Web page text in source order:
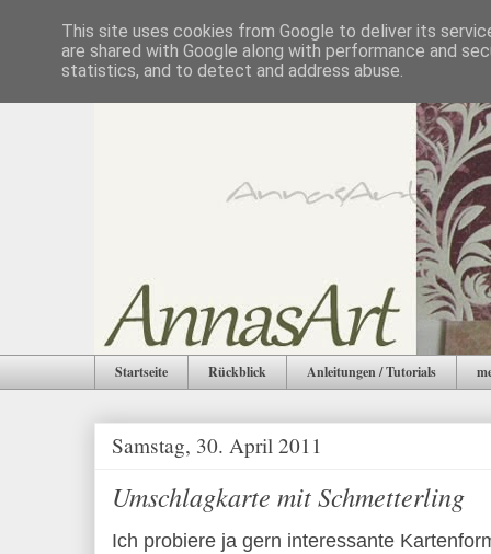
Startseite Rückblick Anleitungen / Tutorials
Samstag, 30. April 2011
Umschlagkarte mit Schmetterling
Ich probiere ja gern interessante
This site uses cookies from Google to deliver its
are shared with Google along with performance and
statistics, and to detect and address abuse.